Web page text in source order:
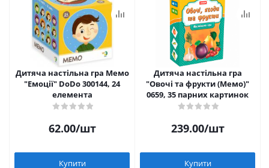
Дитяча настільна гра Мемо
"Емоції" DoDo 300144, 24
елемента
62.00/шт
Купити
Дитяча настільна гра
"Овочі та фрукти (Мемо)"
0659, 35 парних картинок
239.00/шт
Купити